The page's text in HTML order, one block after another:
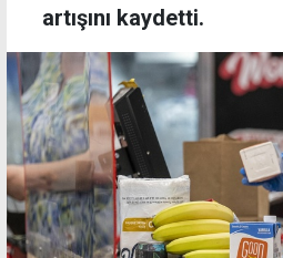
artışını kaydetti.